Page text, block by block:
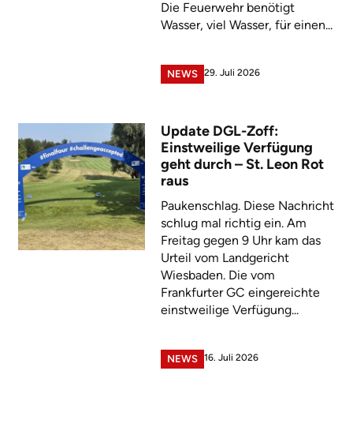
Die Feuerwehr benötigt
Wasser, viel Wasser, für einen...
NEWS 29. Juli 2026
Update DGL-Zoff:
Einstweilige Verfügung
geht durch – St. Leon Rot
raus
Paukenschlag. Diese Nachricht
schlug mal richtig ein. Am
Freitag gegen 9 Uhr kam das
Urteil vom Landgericht
Wiesbaden. Die vom
Frankfurter GC eingereichte
einstweilige Verfügung...
NEWS 16. Juli 2026